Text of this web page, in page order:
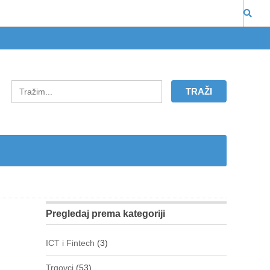
Pregledaj prema kategoriji
ICT i Fintech (3)
Trgovci (53)